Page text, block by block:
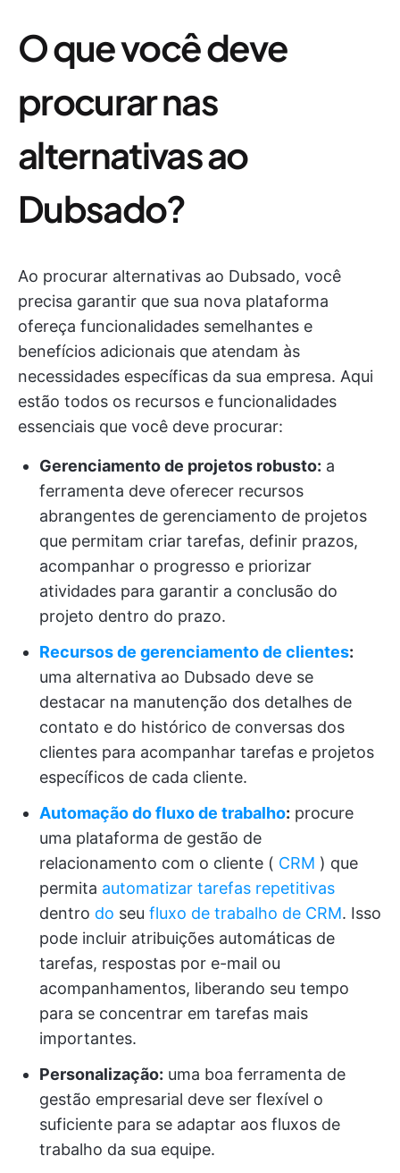
O que você deve
procurar nas
alternativas ao
Dubsado?
Ao procurar alternativas ao Dubsado, você
precisa garantir que sua nova plataforma
ofereça funcionalidades semelhantes e
benefícios adicionais que atendam às
necessidades específicas da sua empresa. Aqui
estão todos os recursos e funcionalidades
essenciais que você deve procurar:
Gerenciamento de projetos robusto: a
ferramenta deve oferecer recursos
abrangentes de gerenciamento de projetos
que permitam criar tarefas, definir prazos,
acompanhar o progresso e priorizar
atividades para garantir a conclusão do
projeto dentro do prazo.
Recursos de gerenciamento de clientes:
uma alternativa ao Dubsado deve se
destacar na manutenção dos detalhes de
contato e do histórico de conversas dos
clientes para acompanhar tarefas e projetos
específicos de cada cliente.
Automação do fluxo de trabalho: procure
uma plataforma de gestão de
relacionamento com o cliente ( CRM ) que
permita automatizar tarefas repetitivas
dentro do seu fluxo de trabalho de CRM. Isso
pode incluir atribuições automáticas de
tarefas, respostas por e-mail ou
acompanhamentos, liberando seu tempo
para se concentrar em tarefas mais
importantes.
Personalização: uma boa ferramenta de
gestão empresarial deve ser flexível o
suficiente para se adaptar aos fluxos de
trabalho da sua equipe.